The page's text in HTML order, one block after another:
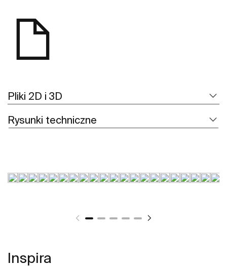
Pliki 2D i 3D
Rysunki techniczne
Inspira